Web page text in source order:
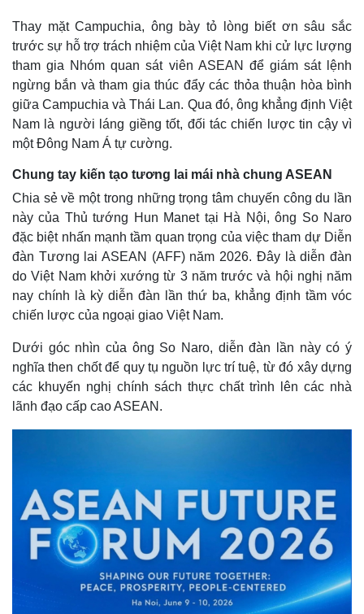
Pháp luật
Vụ án
Tin nóng
Tư vấn luật
Quân sự - Quốc phòng
Vũ khí
Việt Nam
Thay mặt Campuchia, ông bày tỏ lòng biết ơn sâu sắc
trước sự hỗ trợ trách nhiệm của Việt Nam khi cử lực lượng
tham gia Nhóm quan sát viên ASEAN để giám sát lệnh
ngừng bắn và tham gia thúc đẩy các thỏa thuận hòa bình
giữa Campuchia và Thái Lan. Qua đó, ông khẳng định Việt
Nam là người láng giềng tốt, đối tác chiến lược tin cậy vì
một Đông Nam Á tự cường.
Chung tay kiến tạo tương lai mái nhà chung ASEAN
Chia sẻ về một trong những trọng tâm chuyến công du lần
này của Thủ tướng Hun Manet tại Hà Nội, ông So Naro
đặc biệt nhấn mạnh tầm quan trọng của việc tham dự Diễn
đàn Tương lai ASEAN (AFF) năm 2026. Đây là diễn đàn
do Việt Nam khởi xướng từ 3 năm trước và hội nghị năm
nay chính là kỳ diễn đàn lần thứ ba, khẳng định tầm vóc
chiến lược của ngoại giao Việt Nam.
Dưới góc nhìn của ông So Naro, diễn đàn lần này có ý
nghĩa then chốt để quy tụ nguồn lực trí tuệ, từ đó xây dựng
các khuyến nghị chính sách thực chất trình lên các nhà
lãnh đạo cấp cao ASEAN.